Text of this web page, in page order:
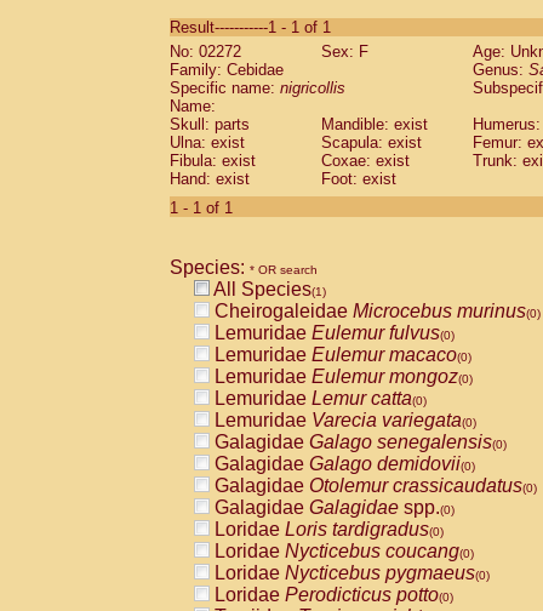
CebidaeSaguinus labiatus(0)
Cebidae Saguinus leucopus (0)
Cebidae
CebidaeSaguinus mystax
Cebidae Saguinus nigricollis (1)
Cebidae Saguinus oedipus
Cebidae Saguinus weddelli
Cebidae Saguinusspp.
Cebidae
CebidaeCebus capucinus
CebidaeCebus nigrivittatus
CebidaeCebus spp.(0)
CebidaeSaimiri boliviensis(0)
CebidaeSaimiri sciureus(0)
AtelidaeAlouatta caraya(0)
AtelidaeAlouatta fusca(0)
AtelidaeAlouatta seniculus(0)
AtelidaeAlouattaspp.(0)
AtelidaeAteles belzebuth(0)
AtelidaeAteles geoffroyi(0)
AtelidaeAteles paniscus(0)
AtelidaeAtelesspp.(0)
AtelidaeLagothrix lagothricha(0)
AtelidaeLagothrix lagothricha cana
PitheciidaeCacajao calvus
Result-----------1 - 1 of 1
No: 02272
Sex: F
Age:
Family: Cebidae
Genus:
Specific name: nigricollis
Name:
Skull: parts
Mandible: exist
Ulna: exist
Scapula: exist
Femur:
Fibula: exist
Coxae: exist
Trunk:
Hand: exist
Foot: exist
1 - 1 of 1
Species: * OR search
All Species(1)
Cheirogaleidae Microcebus murinus(0)
Lemuridae Eulemur fulvus(0)
Lemuridae Eulemur macaco(0)
Lemuridae Eulemur mongoz(0)
Lemuridae Lemur catta(0)
Lemuridae Varecia variegata(0)
Galagidae Galago senegalensis(0)
Galagidae Galago demidovii(0)
Galagidae Otolemur crassicaudatus(0)
Galagidae Galagidae spp.(0)
Loridae Loris tardigradus(0)
Loridae Nycticebus coucang(0)
Loridae Nycticebus pygmaeus(0)
Loridae Perodicticus potto(0)